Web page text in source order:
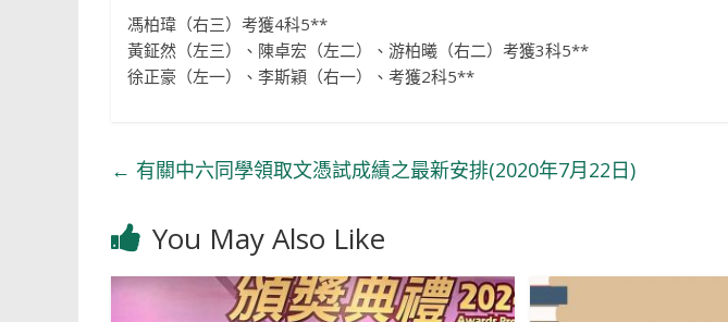
馮柏瑋（右三）考獲4科5**
黃鉦然（左三）、陳卓宏（左二）、游柏曦（右二）考獲3科5**
徐正豪（左一）、李斯穎（右一）、考獲2科5**
← 有關中六同學領取文憑試成績之最新安排(2020年7月22日)
You May Also Like